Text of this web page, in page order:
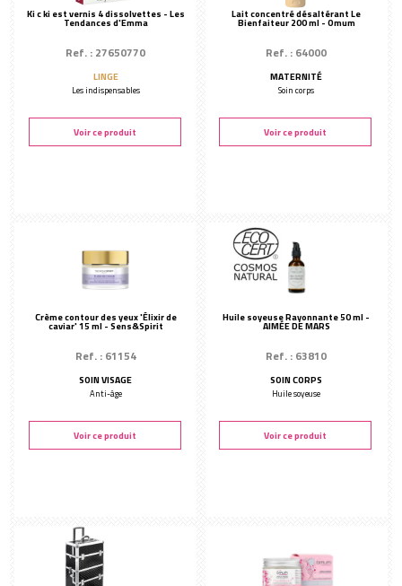
Ki c ki est vernis 4 dissolvettes - Les
Tendances d'Emma
Ref. : 27650770
LINGE
Les indispensables
Voir ce produit
Lait concentré désaltérant Le
Bienfaiteur 200 ml - Omum
Ref. : 64000
MATERNITÉ
Soin corps
Voir ce produit
Crème contour des yeux 'Élixir de
caviar' 15 ml - Sens&Spirit
Ref. : 61154
SOIN VISAGE
Anti-âge
Voir ce produit
Huile soyeuse Rayonnante 50 ml -
AIMÉE DE MARS
Ref. : 63810
SOIN CORPS
Huile soyeuse
Voir ce produit